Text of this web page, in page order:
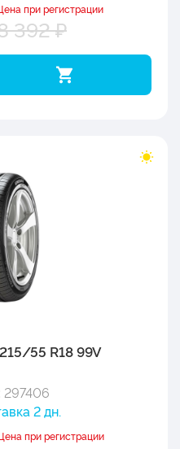
при регистрации
392 ₽
55 R18 99V
297406
2 дн.
при регистрации